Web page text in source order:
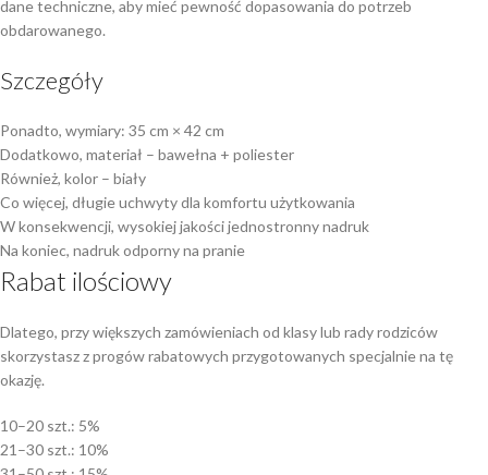
dane techniczne, aby mieć pewność dopasowania do potrzeb
obdarowanego.
Szczegóły
Ponadto, wymiary: 35 cm × 42 cm
Dodatkowo, materiał – bawełna + poliester
Również, kolor – biały
Co więcej, długie uchwyty dla komfortu użytkowania
W konsekwencji, wysokiej jakości jednostronny nadruk
Na koniec, nadruk odporny na pranie
Rabat ilościowy
Dlatego, przy większych zamówieniach od klasy lub rady rodziców
skorzystasz z progów rabatowych przygotowanych specjalnie na tę
okazję.
10–20 szt.: 5%
21–30 szt.: 10%